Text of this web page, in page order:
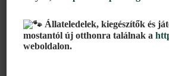
Kosárba teszem
Állateledelek, kiegészítők és
mostantól új otthonra találnak a
weboldalon.